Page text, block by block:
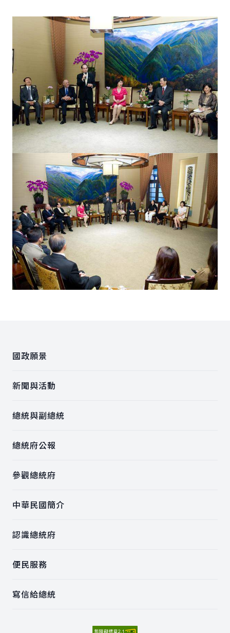
國政願景
新聞與活動
總統與副總統
總統府公報
參觀總統府
中華民國簡介
認識總統府
便民服務
寫信給總統